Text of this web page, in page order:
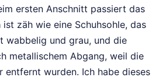
ersten Anschnitt passiert das
ist zäh wie eine Schuhsohle, das
wabbelig und grau, und die
metallischem Abgang, weil die
entfernt wurden. Ich habe dieses